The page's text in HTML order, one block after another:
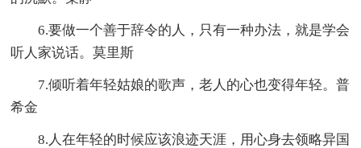
6.要做一个善于辞令的人，只有一种办法，就是学会
听人家说话。莫里斯
7.倾听着年轻姑娘的歌声，老人的心也变得年轻。普
希金
8.人在年轻的时候应该浪迹天涯，用心身去领略异国